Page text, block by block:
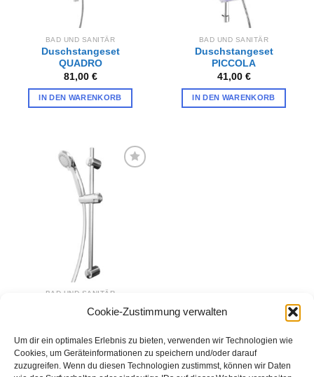
Cookie-Zustimmung verwalten
Um dir ein optimales Erlebnis zu bieten, verwenden wir Technologien wie
Cookies, um Geräteinformationen zu speichern und/oder darauf
zuzugreifen. Wenn du diesen Technologien zustimmst, können wir Daten
BAD UND SANITÄR
Duschstangeset
QUADRO
81,00 €
IN DEN WARENKORB
BAD UND SANITÄR
Duschstangeset
PICCOLA
41,00 €
IN DEN WARENKORB
hinzufügen
BAD UND SANITÄR
Duschstangeset
DILL
IN DEN WARENKORB